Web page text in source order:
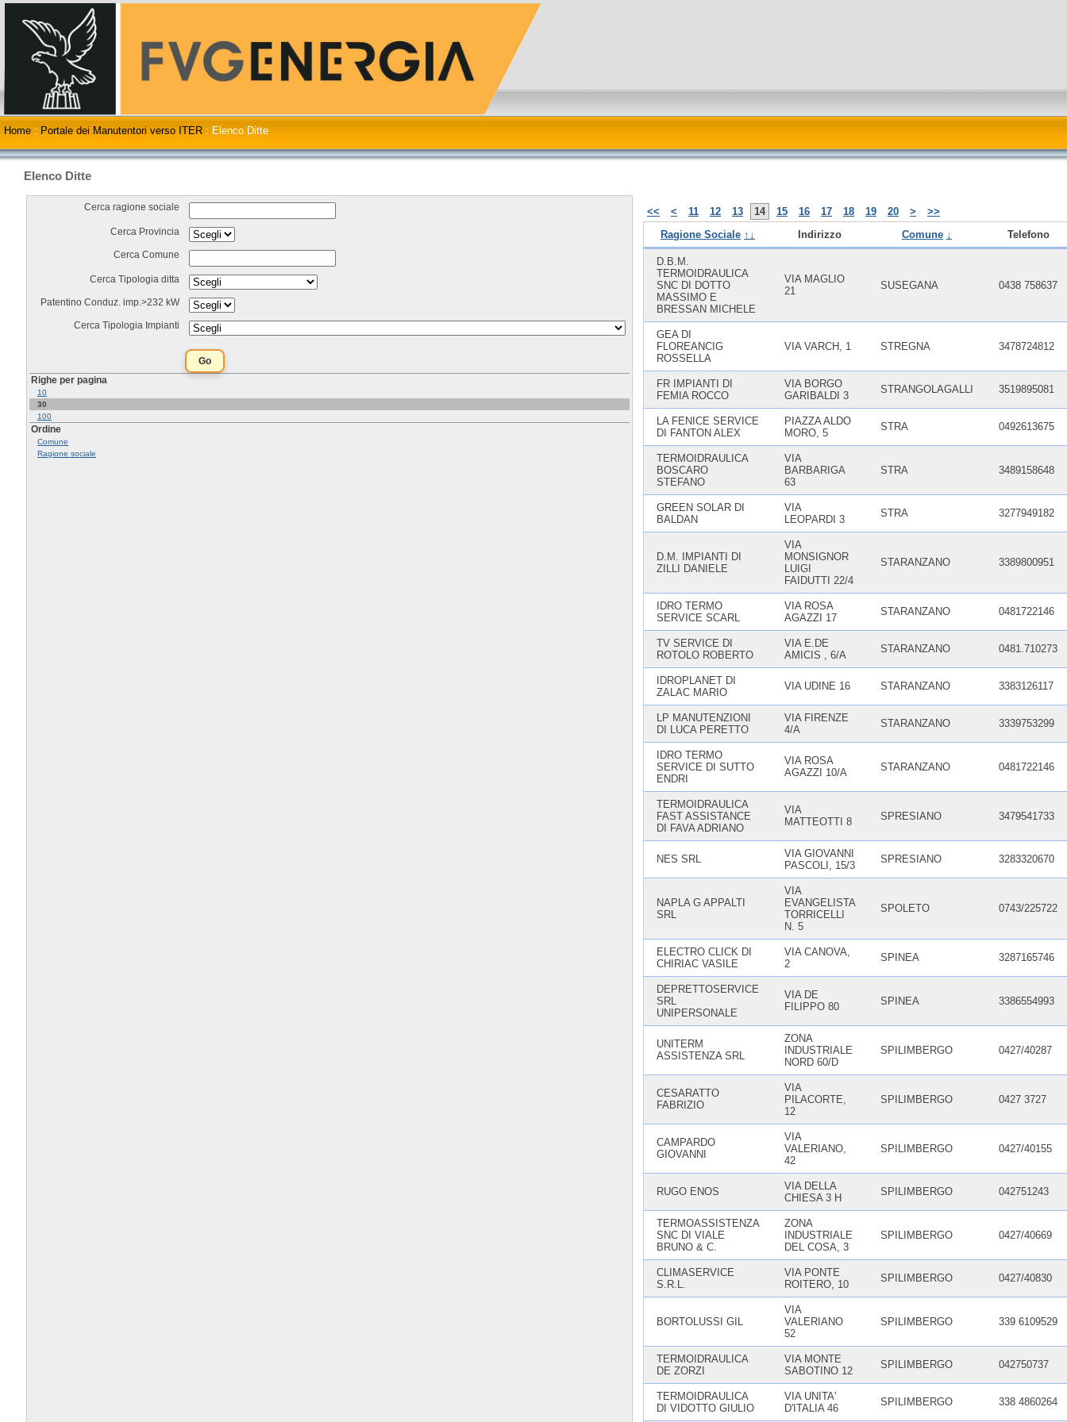
Home : Portale dei Manutentori verso ITER : Elenco Ditte
Elenco Ditte
Cerca ragione sociale
Cerca Provincia
Cerca Comune
Cerca Tipologia ditta
Patentino Conduz. imp.>232 kW
Cerca Tipologia Impianti
Righe per pagina
10
30
100
Ordine
Comune
Ragione sociale
<< < 11 12 13 14 15 16 17 18 19 20 >
>>
Ragione Sociale ↑↓ Indirizzo Comune ↓ Telefono
D.B.M.
TERMOIDRAULICA
SNC DI DOTTO
MASSIMO E
BRESSAN MICHELE
VIA MAGLIO
21
SUSEGANA 0438 758637
GEA DI
FLOREANCIG
ROSSELLA
VIA VARCH, 1 STREGNA 3478724812
FR IMPIANTI DI
FEMIA ROCCO
VIA BORGO
GARIBALDI 3
STRANGOLAGALLI 3519895081
LA FENICE SERVICE
DI FANTON ALEX
PIAZZA ALDO
MORO, 5
STRA 0492613675
TERMOIDRAULICA
BOSCARO
STEFANO
VIA
BARBARIGA
63
STRA 3489158648
GREEN SOLAR DI
BALDAN
VIA
LEOPARDI 3
STRA 3277949182
D.M. IMPIANTI DI
ZILLI DANIELE
VIA
MONSIGNOR
LUIGI
FAIDUTTI 22/4
STARANZANO 3389800951
IDRO TERMO
SERVICE SCARL
VIA ROSA
AGAZZI 17
STARANZANO 0481722146
TV SERVICE DI
ROTOLO ROBERTO
VIA E.DE
AMICIS , 6/A
STARANZANO 0481.710273
IDROPLANET DI
ZALAC MARIO
VIA UDINE 16 STARANZANO 3383126117
LP MANUTENZIONI
DI LUCA PERETTO
VIA FIRENZE
4/A
STARANZANO 3339753299
IDRO TERMO
SERVICE DI SUTTO
ENDRI
VIA ROSA
AGAZZI 10/A
STARANZANO 0481722146
TERMOIDRAULICA
FAST ASSISTANCE
DI FAVA ADRIANO
VIA
MATTEOTTI 8
SPRESIANO 3479541733
NES SRL
VIA GIOVANNI
PASCOLI, 15/3
SPRESIANO 3283320670
NAPLA G APPALTI
SRL
VIA
EVANGELISTA
TORRICELLI
N. 5
SPOLETO 0743/225722
ELECTRO CLICK DI
CHIRIAC VASILE
VIA CANOVA,
2
SPINEA 3287165746
DEPRETTOSERVICE
SRL
UNIPERSONALE
VIA DE
FILIPPO 80
SPINEA 3386554993
UNITERM
ASSISTENZA SRL
ZONA
INDUSTRIALE
NORD 60/D
SPILIMBERGO 0427/40287
CESARATTO
FABRIZIO
VIA
PILACORTE,
12
SPILIMBERGO 0427 3727
CAMPARDO
GIOVANNI
VIA
VALERIANO,
42
SPILIMBERGO 0427/40155
RUGO ENOS
VIA DELLA
CHIESA 3 H
SPILIMBERGO 042751243
TERMOASSISTENZA
SNC DI VIALE
BRUNO & C.
ZONA
INDUSTRIALE
DEL COSA, 3
SPILIMBERGO 0427/40669
CLIMASERVICE
S.R.L.
VIA PONTE
ROITERO, 10
SPILIMBERGO 0427/40830
BORTOLUSSI GIL
VIA
VALERIANO
52
SPILIMBERGO 339 6109529
TERMOIDRAULICA
DE ZORZI
VIA MONTE
SABOTINO 12
SPILIMBERGO 042750737
TERMOIDRAULICA
DI VIDOTTO GIULIO
VIA UNITA'
D'ITALIA 46
SPILIMBERGO 338 4860264